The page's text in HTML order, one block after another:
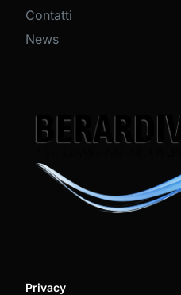
Contatti
News
Privacy